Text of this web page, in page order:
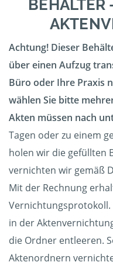
BEHÄLTER
Achtung! Dieser
über einen Aufzug
Büro oder Ihre Praxis
wählen Sie bitte
Akten müssen nach
Tagen oder zu einem
holen wir die gefüllten
vernichten wir gemäß
Mit der Rechnung
Vernichtungsprotokoll.
in der
die Ordner entleeren.
Aktenordnern